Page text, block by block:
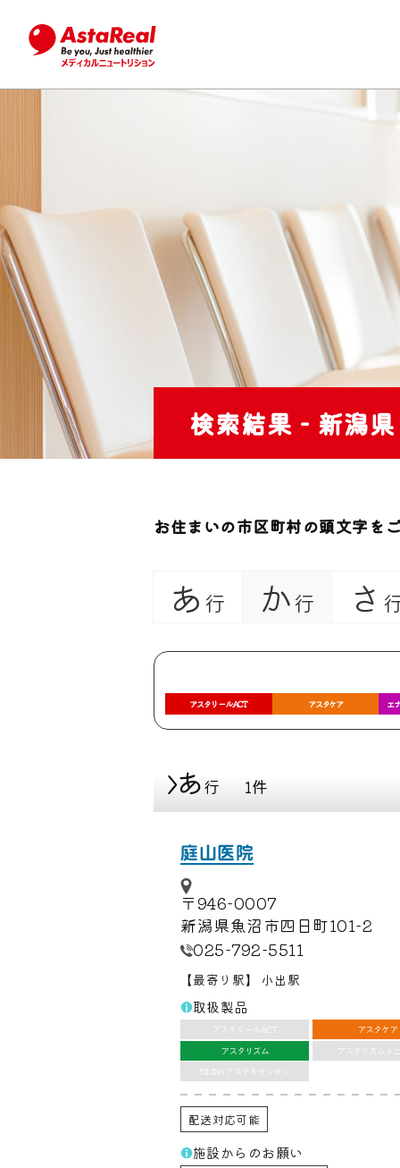
検索結果 - 新潟県
お住まいの市区町村の頭文字を
あ 行 か行 さ
アスタリールACT アスタケア エ
あ行 1件
庭山医院
〒946-0007
新潟県魚沼市四日町101-2
025-792-5511
【最寄り駅】 小出駅
取扱製品
アスタリールACT アスタケア
アスタリズム
アスタリズムト
NMN+アスタキサンチン
配送対応可能
施設からのお願い